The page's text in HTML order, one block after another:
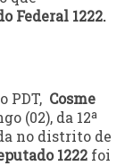
Federal 1222.
PDT, Cosme
(02), da 12ª
no distrito de
1222 foi